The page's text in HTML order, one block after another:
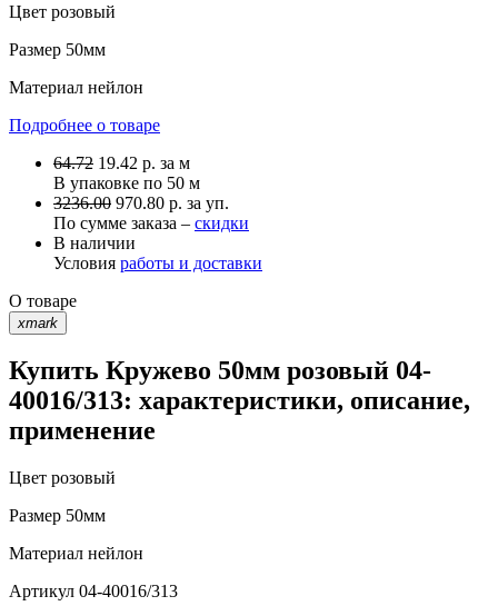
Цвет розовый
Размер 50мм
Материал нейлон
Подробнее о товаре
64.72 19.42 р. за м
В упаковке по 50 м
3236.00 970.80 р. за уп.
По сумме заказа – скидки
В наличии
Условия работы и доставки
О товаре
xmark
Купить Кружево 50мм розовый 04-
40016/313: характеристики, описание,
применение
Цвет розовый
Размер 50мм
Материал нейлон
Артикул 04-40016/313